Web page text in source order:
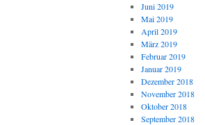
Juni 2019
Mai 2019
April 2019
März 2019
Februar 2019
Januar 2019
Dezember 2018
November 2018
Oktober 2018
September 2018